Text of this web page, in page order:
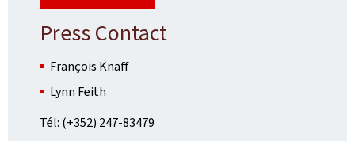
Press Contact
François Knaff
Lynn Feith
Tél: (+352) 247-83479